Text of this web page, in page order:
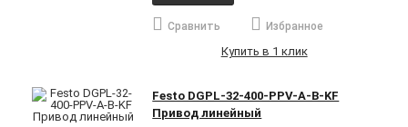
Сравнить Избранное
Купить в 1 клик
Festo DGPL-32-400-PPV-A-B-KF
Привод линейный